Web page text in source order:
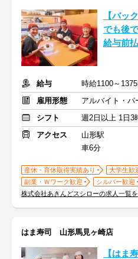
【バッ
でも後
給与前
給与
時給1100～
雇用形態
アルバイト・パ
シフト
週2日以上 1日3
アクセス
山形駅
車6分
産休・育休取得実績あり 大学生歓
副業・Ｗワーク歓迎
シルバー歓迎
株式会社あきんどスシローの求人一覧
はま寿司 山形馬見ヶ崎店
【はま